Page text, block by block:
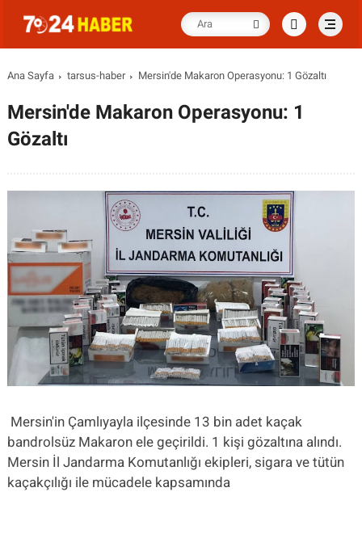
Ana Sayfa tarsus-haber Mersin'de Makaron Operasyonu: 1 Gözaltı
Mersin'de Makaron Operasyonu: 1
Gözaltı
Mersin'in Çamlıyayla ilçesinde 13 bin adet kaçak
bandrolsüz Makaron ele geçirildi. 1 kişi gözaltına alındı.
Mersin İl Jandarma Komutanlığı ekipleri, sigara ve tütün
kaçakçılığı ile mücadele kapsamında